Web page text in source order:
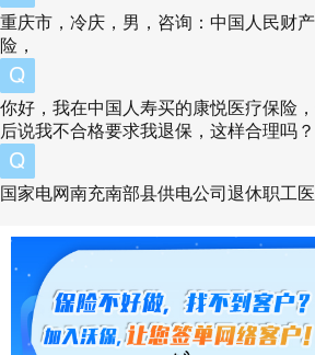
官方渠道：各大银行官方网站
存款利率信息，这是获取准确数
径。
金融资讯平台：
会实时更新银行存款利率变动
同银行的利率。
央行公告：
关注中国人民银行
基准利率调整情况，间接判断
重庆市，冷庆，男，咨询：中国人民财
险，
你好，我在中国人寿买的康悦医疗保险
后说我不合格要求我退保，这样合理吗？
国家电网南充南部县供电公司退休职工